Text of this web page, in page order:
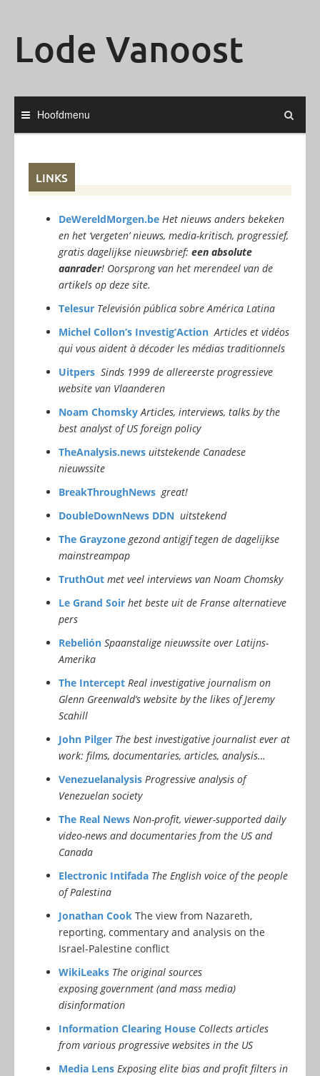
Lode Vanoost
Hoofdmenu
LINKS
DeWereldMorgen.be Het nieuws anders bekeken
en het ‘vergeten’ nieuws, media-kritisch, progressief,
gratis dagelijkse nieuwsbrief: een absolute
aanrader! Oorsprong van het merendeel van de
artikels op deze site.
Telesur Televisión pública sobre América Latina
Michel Collon’s Investig’Action Articles et vidéos
qui vous aident à décoder les médias traditionnels
Uitpers Sinds 1999 de allereerste progressieve
website van Vlaanderen
Noam Chomsky Articles, interviews, talks by the
best analyst of US foreign policy
TheAnalysis.news uitstekende Canadese
nieuwssite
BreakThroughNews great!
DoubleDownNews DDN uitstekend
The Grayzonegezond antigif tegen de dagelijkse
mainstreampap
TruthOut met veel interviews van Noam Chomsky
Le Grand Soir het beste uit de Franse alternatieve
pers
Rebelión Spaanstalige nieuwssite over Latijns-
Amerika
The Intercept Real investigative journalism on
Glenn Greenwald’s website by the likes of Jeremy
Scahill
John Pilger The best investigative journalist ever at
work: films, documentaries, articles, analysis…
Venezuelanalysis Progressive analysis of
Venezuelan society
The Real News Non-profit, viewer-supported daily
video-news and documentaries from the US and
Canada
Electronic Intifada The English voice of the people
of Palestina
Jonathan Cook The view from Nazareth,
reporting, commentary and analysis on the
Israel-Palestine conflict
WikiLeaks The original sources
exposing government (and mass media)
disinformation
Information Clearing House Collects articles
from various progressive websites in the US
Media Lens Exposing elite bias and profit filters in